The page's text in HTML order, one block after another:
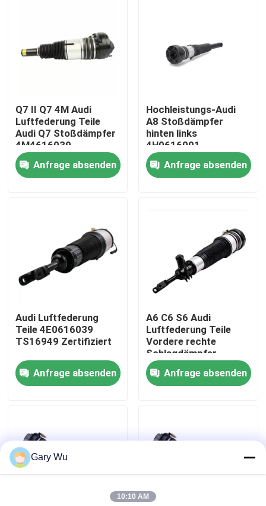
Zu Hause
Über uns
Werksbesichtigung
Kontakt mit uns
Rechtssachen
Fahrzeugluftfederungssystem
Q7 II Q7 4M Audi
Luftfederung Teile
Audi Q7 Stoßdämpfer
4M4616039
Anfrage absenden
Hochleistungs-Audi
A8 Stoßdämpfer
hinten links
4H0616001
Anfrage absenden
Audi Luftfederung
Teile 4E0616039
TS16949 Zertifiziert
Anfrage absenden
A6 C6 S6 Audi
Luftfederung Teile
Vordere rechte
Schlagdämpfer
4F0616040
Anfrage absenden
Gary Wu
10:10 AM